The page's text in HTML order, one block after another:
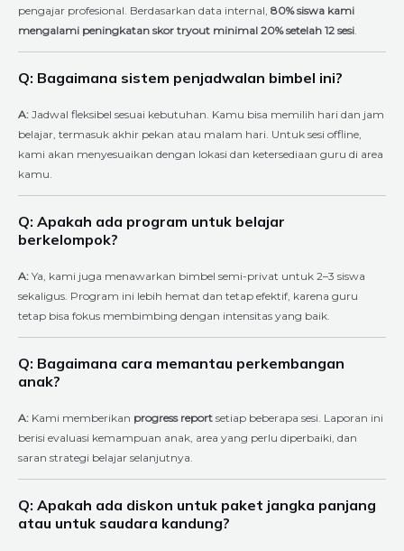
pengajar profesional. Berdasarkan data internal, 80% siswa kami
mengalami peningkatan skor tryout minimal 20% setelah 12 sesi
Q: Bagaimana sistem penjadwalan bimbel ini?
A: Jadwal fleksibel sesuai kebutuhan. Kamu bisa memilih hari dan jam
belajar, termasuk akhir pekan atau malam hari. Untuk sesi offline,
kami akan menyesuaikan dengan lokasi dan ketersediaan guru di area
kamu.
Q: Apakah ada program untuk belajar
berkelompok?
A: Ya, kami juga menawarkan bimbel semi-privat untuk 2–3 siswa
sekaligus. Program ini lebih hemat dan tetap efektif, karena guru
tetap bisa fokus membimbing dengan intensitas yang baik.
Q: Bagaimana cara memantau perkembangan
anak?
A: Kami memberikan progress report setiap beberapa sesi. Laporan ini
berisi evaluasi kemampuan anak, area yang perlu diperbaiki, dan
saran strategi belajar selanjutnya.
Q: Apakah ada diskon untuk paket jangka panjang
atau untuk saudara kandung?